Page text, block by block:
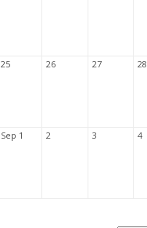
25 26 27 28
Sep 1 2 3 4